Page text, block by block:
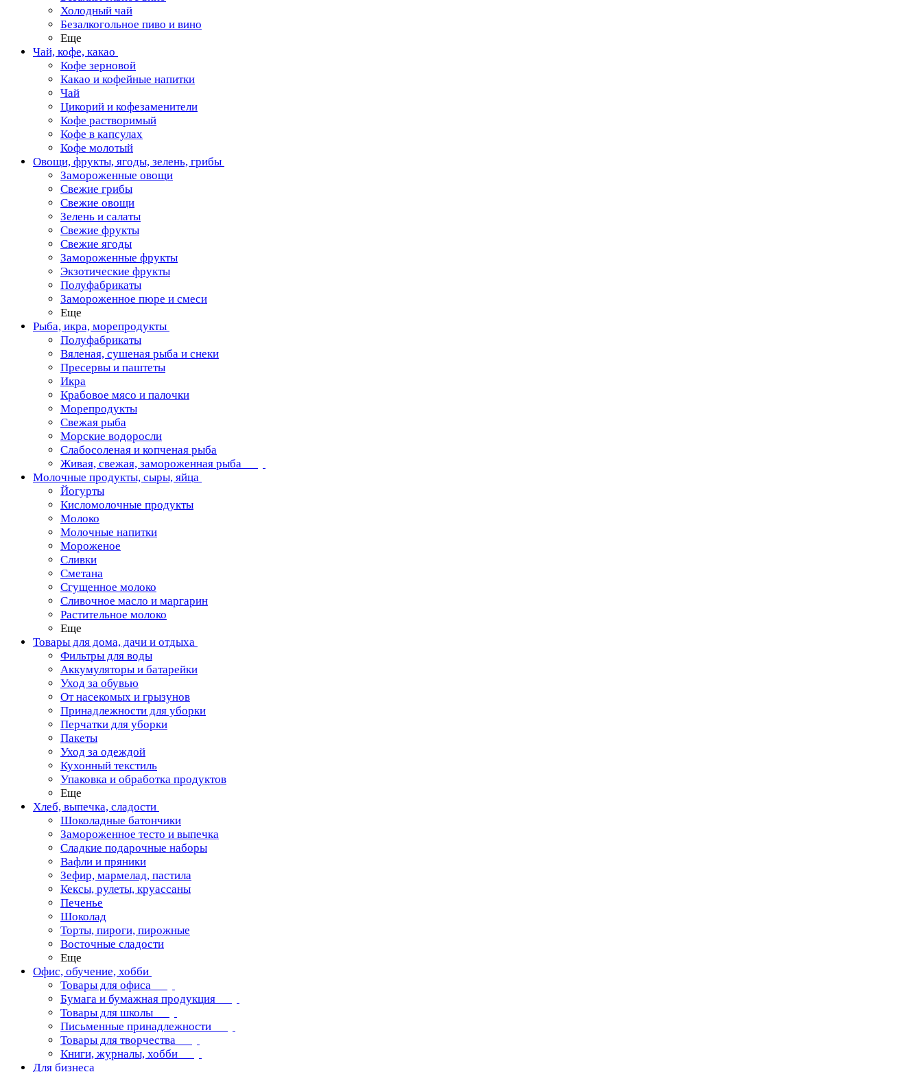
Холодный чай
Безалкогольное пиво и вино
Еще
Чай, кофе, какао
Кофе зерновой
Какао и кофейные напитки
Чай
Цикорий и кофезаменители
Кофе растворимый
Кофе в капсулах
Кофе молотый
Овощи, фрукты, ягоды, зелень, грибы
Замороженные овощи
Свежие грибы
Свежие овощи
Зелень и салаты
Свежие фрукты
Свежие ягоды
Замороженные фрукты
Экзотические фрукты
Полуфабрикаты
Замороженное пюре и смеси
Еще
Рыба, икра, морепродукты
Полуфабрикаты
Вяленая, сушеная рыба и снеки
Пресервы и паштеты
Икра
Крабовое мясо и палочки
Морепродукты
Свежая рыба
Морские водоросли
Слабосоленая и копченая рыба
Живая, свежая, замороженная рыба
Молочные продукты, сыры, яйца
Йогурты
Кисломолочные продукты
Молоко
Молочные напитки
Мороженое
Сливки
Сметана
Сгущенное молоко
Сливочное масло и маргарин
Растительное молоко
Еще
Товары для дома, дачи и отдыха
Фильтры для воды
Аккумуляторы и батарейки
Уход за обувью
От насекомых и грызунов
Принадлежности для уборки
Перчатки для уборки
Пакеты
Уход за одеждой
Кухонный текстиль
Упаковка и обработка продуктов
Еще
Хлеб, выпечка, сладости
Шоколадные батончики
Замороженное тесто и выпечка
Сладкие подарочные наборы
Вафли и пряники
Зефир, мармелад, пастила
Кексы, рулеты, круассаны
Печенье
Шоколад
Торты, пироги, пирожные
Восточные сладости
Еще
Офис, обучение, хобби
Товары для офиса
Бумага и бумажная продукция
Товары для школы
Письменные принадлежности
Товары для творчества
Книги, журналы, хобби
Для бизнеса